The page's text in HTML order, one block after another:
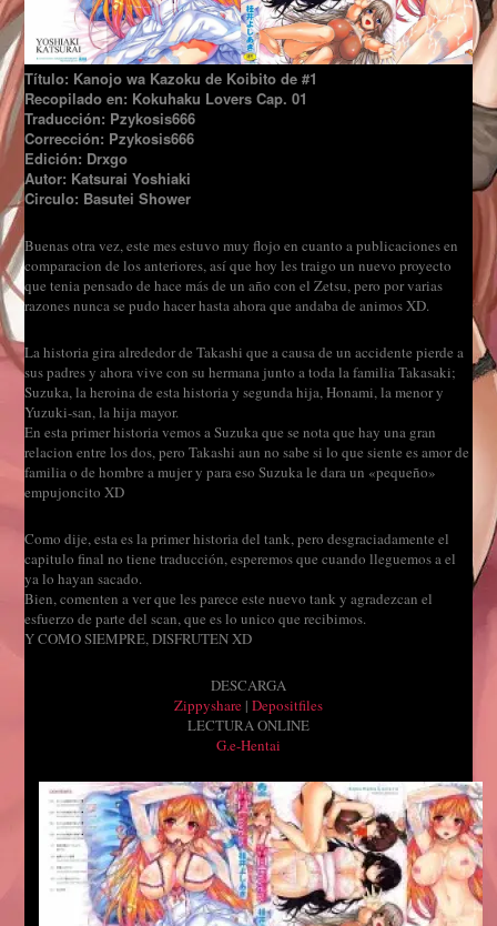
Título: Kanojo wa Kazoku de Koibito de #1
Recopilado en: Kokuhaku Lovers Cap. 01
Traducción: Pzykosis666
Corrección: Pzykosis666
Edición: Drxgo
Autor: Katsurai Yoshiaki
Circulo: Basutei Shower
Buenas otra vez, este mes estuvo muy flojo en cuanto a publicaciones en
comparacion de los anteriores, así que hoy les traigo un nuevo proyecto
que tenia pensado de hace más de un año con el Zetsu, pero por varias
razones nunca se pudo hacer hasta ahora que andaba de animos XD.
La historia gira alrededor de Takashi que a causa de un accidente pierde a
sus padres y ahora vive con su hermana junto a toda la familia Takasaki;
Suzuka, la heroina de esta historia y segunda hija, Honami, la menor y
Yuzuki-san, la hija mayor.
En esta primer historia vemos a Suzuka que se nota que hay una gran
relacion entre los dos, pero Takashi aun no sabe si lo que siente es amor de
familia o de hombre a mujer y para eso Suzuka le dara un «pequeño»
empujoncito XD
Como dije, esta es la primer historia del tank, pero desgraciadamente el
capitulo final no tiene traducción, esperemos que cuando lleguemos a el
ya lo hayan sacado.
Bien, comenten a ver que les parece este nuevo tank y agradezcan el
esfuerzo de parte del scan, que es lo unico que recibimos.
Y COMO SIEMPRE, DISFRUTEN XD
DESCARGA
Zippyshare | Depositfiles
LECTURA ONLINE
G.e-Hentai